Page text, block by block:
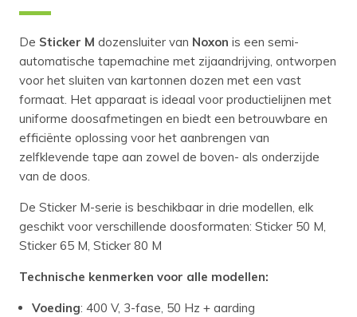
De Sticker M dozensluiter van Noxon is een semi-
automatische tapemachine met zij­aandrijving, ontworpen
voor het sluiten van kartonnen dozen met een vast
formaat. Het apparaat is ideaal voor productielijnen met
uniforme doosafmetingen en biedt een betrouwbare en
efficiënte oplossing voor het aanbrengen van
zelfklevende tape aan zowel de boven- als onderzijde
van de doos.
De Sticker M-serie is beschikbaar in drie modellen, elk
geschikt voor verschillende doosformaten: Sticker 50 M,
Sticker 65 M, Sticker 80 M
Technische kenmerken voor alle modellen:
Voeding: 400 V, 3-fase, 50 Hz + aarding